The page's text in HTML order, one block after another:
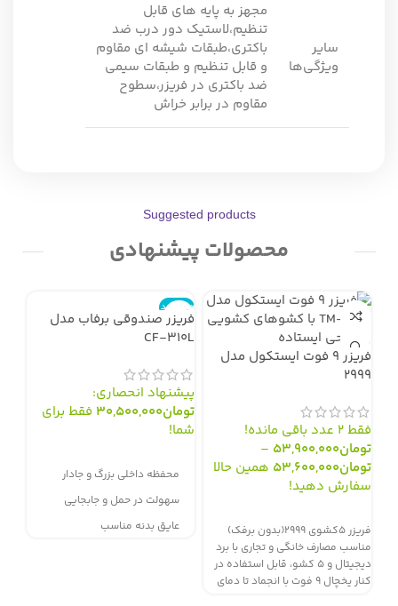
سایر
ویژگی‌ها
مجهز به پایه های قابل
تنظیم،لاستیک دور درب ضد
باکتری،طبقات شیشه ای مقاوم
و قابل تنظیم و طبقات سیمی
ضد باکتری در فریزر،سطوح
مقاوم در برابر خراش
Suggested products
محصولات پیشنهادی
فریزر 9 فوت ایستکول مدل
۲۹۹۹
فقط 2 عدد باقی مانده!
تومان53,900,000
–
تومان53,600,000 همین حالا
سفارش دهید!
فریزر ۵کشوی ۲۹۹۹(بدون برفک)
مناسب مصارف خانگی و تجاری با برد
دیجیتال و ۵ کشو، قابل استفاده در
کنار یخچال ۹ فوت با انجماد تا دمای
ناموجود
فریزر صندوقی برفاب مدل
CF-310L
پیشنهاد انحصاری:
تومان30,500,000 فقط برای
شما!
محفظه داخلی بزرگ و جادار
سهولت در حمل و جابجایی
عایق بدنه مناسب